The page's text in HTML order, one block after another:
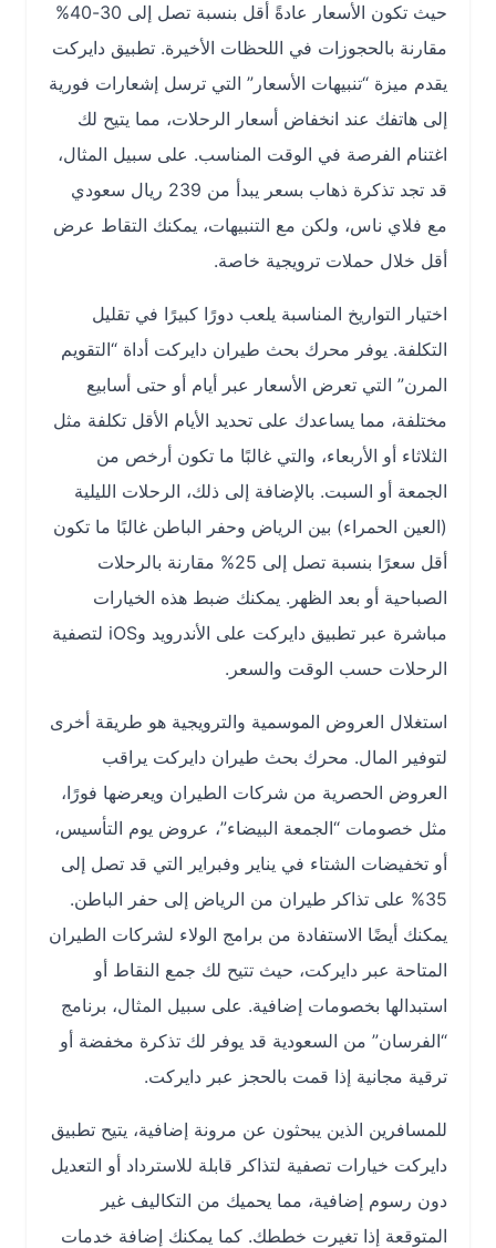
حيث تكون الأسعار عادةً أقل بنسبة تصل إلى 30-40%
مقارنة بالحجوزات في اللحظات الأخيرة. تطبيق دايركت
يقدم ميزة “تنبيهات الأسعار” التي ترسل إشعارات فورية
إلى هاتفك عند انخفاض أسعار الرحلات، مما يتيح لك
اغتنام الفرصة في الوقت المناسب. على سبيل المثال،
قد تجد تذكرة ذهاب بسعر يبدأ من 239 ريال سعودي
مع فلاي ناس، ولكن مع التنبيهات، يمكنك التقاط عرض
أقل خلال حملات ترويجية خاصة.
اختيار التواريخ المناسبة يلعب دورًا كبيرًا في تقليل
التكلفة. يوفر محرك بحث طيران دايركت أداة “التقويم
المرن” التي تعرض الأسعار عبر أيام أو حتى أسابيع
مختلفة، مما يساعدك على تحديد الأيام الأقل تكلفة مثل
الثلاثاء أو الأربعاء، والتي غالبًا ما تكون أرخص من
الجمعة أو السبت. بالإضافة إلى ذلك، الرحلات الليلية
(العين الحمراء) بين الرياض وحفر الباطن غالبًا ما تكون
أقل سعرًا بنسبة تصل إلى 25% مقارنة بالرحلات
الصباحية أو بعد الظهر. يمكنك ضبط هذه الخيارات
مباشرة عبر تطبيق دايركت على الأندرويد وiOS لتصفية
الرحلات حسب الوقت والسعر.
استغلال العروض الموسمية والترويجية هو طريقة أخرى
لتوفير المال. محرك بحث طيران دايركت يراقب
العروض الحصرية من شركات الطيران ويعرضها فورًا،
مثل خصومات “الجمعة البيضاء”، عروض يوم التأسيس،
أو تخفيضات الشتاء في يناير وفبراير التي قد تصل إلى
35% على تذاكر طيران من الرياض إلى حفر الباطن.
يمكنك أيضًا الاستفادة من برامج الولاء لشركات الطيران
المتاحة عبر دايركت، حيث تتيح لك جمع النقاط أو
استبدالها بخصومات إضافية. على سبيل المثال، برنامج
“الفرسان” من السعودية قد يوفر لك تذكرة مخفضة أو
ترقية مجانية إذا قمت بالحجز عبر دايركت.
للمسافرين الذين يبحثون عن مرونة إضافية، يتيح تطبيق
دايركت خيارات تصفية لتذاكر قابلة للاسترداد أو التعديل
دون رسوم إضافية، مما يحميك من التكاليف غير
المتوقعة إذا تغيرت خططك. كما يمكنك إضافة خدمات